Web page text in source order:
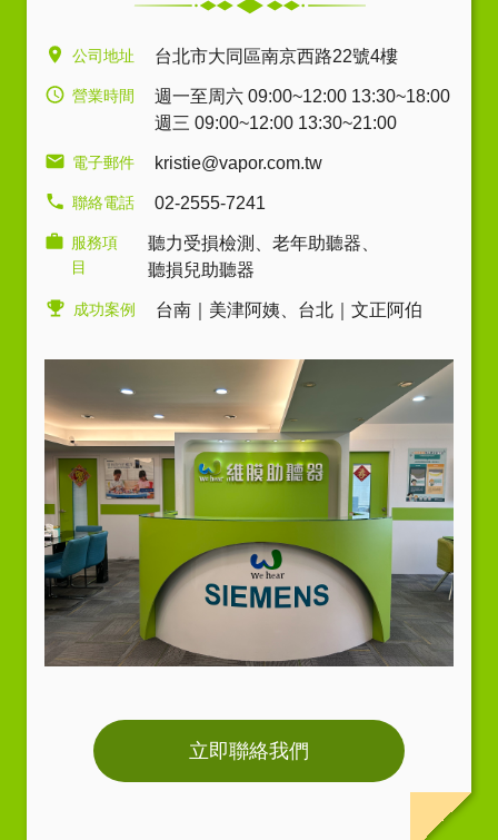
公司地址 台北市大同區南京西路22號4樓
營業時間
週一至周六 09:00~12:00 13:30~18:00
週三 09:00~12:00 13:30~21:00
電子郵件 kristie@vapor.com.tw
聯絡電話 02-2555-7241
服務項
目
聽力受損檢測 老年助聽器
聽損兒助聽器
成功案例 台南｜美津阿姨 台北｜文正阿伯
立即聯絡我們